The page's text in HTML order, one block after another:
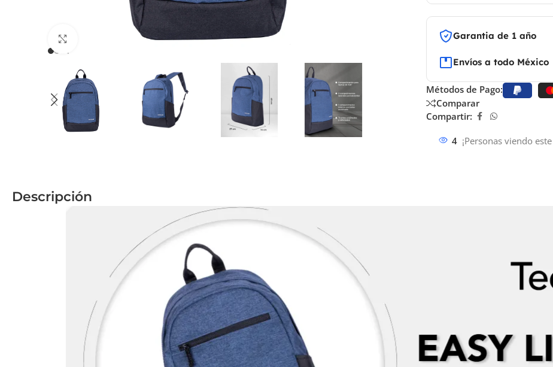
Clic para ampliar Garantia de 1 año
Envíos a todo México
Métodos de Pago:
Comparar
Compartir:
4 ¡Personas viendo
Descripción